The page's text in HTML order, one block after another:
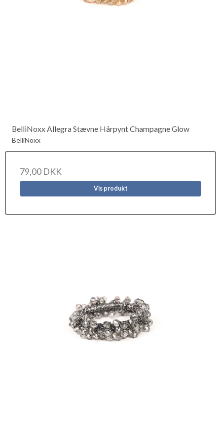
BelliNoxx Allegra Stævne Hårpynt Champagne Glow
BelliNoxx
79,00 DKK
Vis produkt